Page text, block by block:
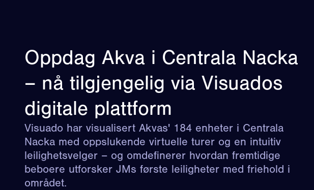
Oppdag Akva i Centrala Nacka
– nå tilgjengelig via Visuados
digitale plattform
Visuado har visualisert Akvas' 184 enheter i Centrala
Nacka med oppslukende virtuelle turer og en intuitiv
leilighetsvelger – og omdefinerer hvordan fremtidige
beboere utforsker JMs første leiligheter med friehold i
området.